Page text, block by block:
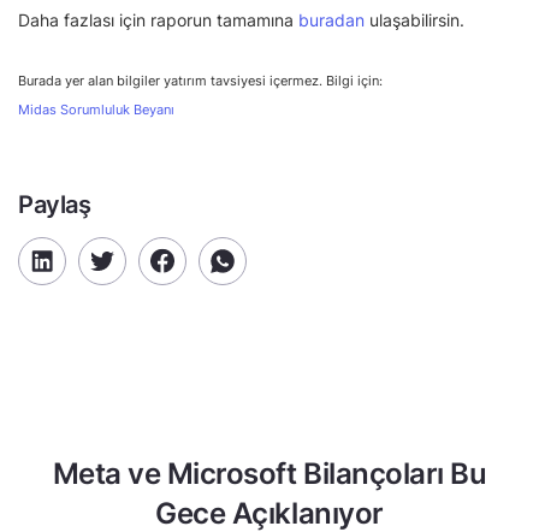
Daha fazlası için raporun tamamına buradan ulaşabilirsin.
Burada yer alan bilgiler yatırım tavsiyesi içermez. Bilgi için:
Midas Sorumluluk Beyanı
Paylaş
Meta ve Microsoft Bilançoları Bu
Gece Açıklanıyor